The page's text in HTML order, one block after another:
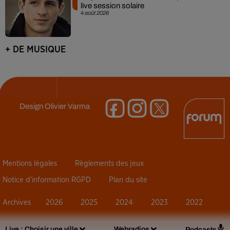
4 août 2026
live session solaire
+ DE MUSIQUE
DesignOlivier Varma
Mentions légales Règlements des jeux
Notice d’information RGPD Plan du site
Archives 2026 2025 2024 2023 2022